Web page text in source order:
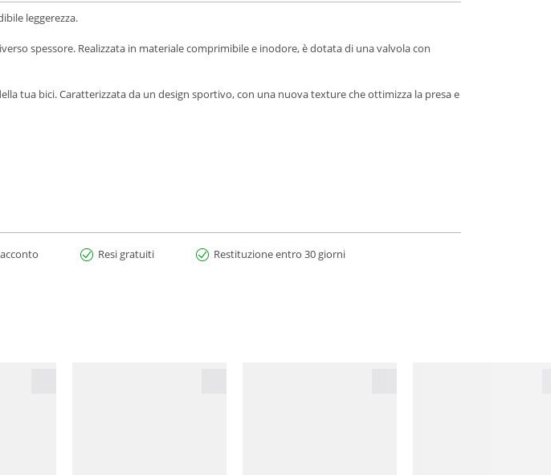
leggerezza.
spessore. Realizzata in materiale comprimibile e inodore, è dotata di una valvola con
tua bici. Caratterizzata da un design sportivo, con una nuova texture che ottimizza la presa e
Resi gratuiti Restituzione entro 30 giorni